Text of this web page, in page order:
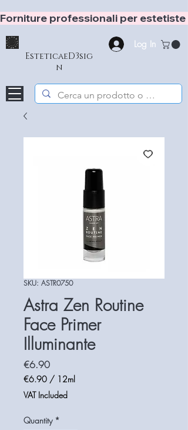
Forniture professionali per
EsteticaeD3sig
n
Log In
SKU: ASTR0750
Astra Zen Routine
Face Primer
Illuminante
€6.90Price
€6.90 / 12ml
€6.90
per
Milliliters
VAT Included
Quantity *